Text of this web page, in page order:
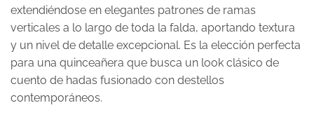
extendiéndose en elegantes patrones de ramas
verticales a lo largo de toda la falda, aportando textura
y un nivel de detalle excepcional. Es la elección perfecta
para una quinceañera que busca un look clásico de
cuento de hadas fusionado con destellos
contemporáneos.